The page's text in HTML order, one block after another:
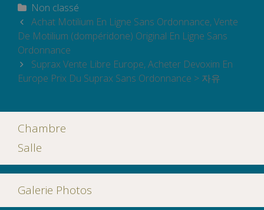
Catégories
Non classé
Navigation
des
articles
Achat Motilium En Ligne Sans Ordonnance, Vente
De Motilium (dompéridone) Original En Ligne Sans
Ordonnance
Suprax Vente Libre Europe, Acheter Devoxim En
Europe Prix Du Suprax Sans Ordonnance > 자유
Chambre
Salle
Galerie Photos